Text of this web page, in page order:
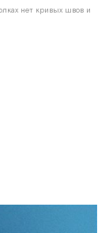
нет кривых швов и